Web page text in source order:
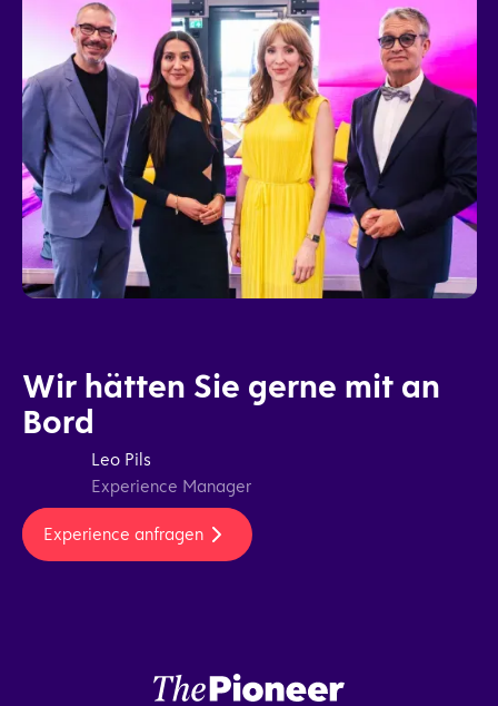
Wir hätten Sie gerne mit an
Bord
Leo Pils
Experience Manager
Experience anfragen